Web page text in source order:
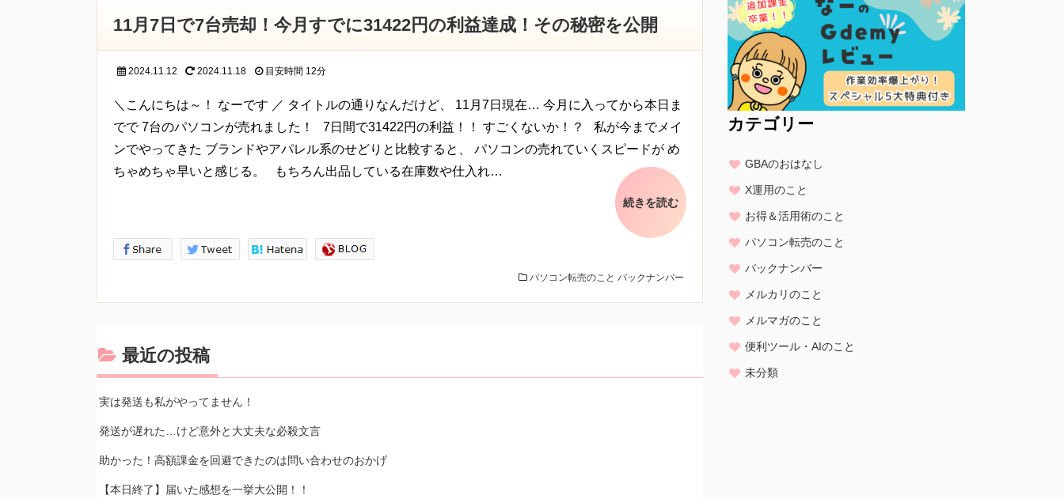
11月7日で7台売却！今月すでに31422円の利益達成！その秘密を公開
2024.11.12 2024.11.18 目安時間 12分
＼こんにちは～！ なーです ／ タイトルの通りなんだけど、 11月7日現在… 今月に入ってから本日ま
でで 7台のパソコンが売れました！ 7日間で31422円の利益！！ すごくないか！？ 私が今までメイ
ンでやってきた ブランドやアパレル系のせどりと比較すると、 パソコンの売れていくスピードが め
ちゃめちゃ早いと感じる。 もちろん出品している在庫数や仕入れ…
続きを読む
パソコン転売のこと バックナンバー
最近の投稿
実は発送も私がやってません！
発送が遅れた…けど意外と大丈夫な必殺文言
助かった！高額課金を回避できたのは問い合わせのおかげ
【本日終了】届いた感想を一挙大公開！！
カテゴリー
GBAのおはなし
X運用のこと
お得＆活用術のこと
パソコン転売のこと
バックナンバー
メルカリのこと
メルマガのこと
便利ツール・AIのこと
未分類